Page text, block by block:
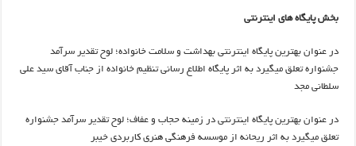
بخش پایگاه های اینترنتی
در عنوان بهترین پایگاه اینترنتی بهداشت و سلامت خانواده؛ لوح تقدیر سرآمد
جشنواره تعلق می­گیرد به اثر پایگاه اطلاع رسانی تنظیم خانواده از جناب آقای سید علی
سلطانی مجد
در عنوان بهترین پایگاه اینترنتی در زمینه حجاب و عفاف؛ لوح تقدیر سرآمد جشنواره
تعلق می­گیرد به اثر ریحانه از موسسه فرهنگی هنری کاربردی خیبر